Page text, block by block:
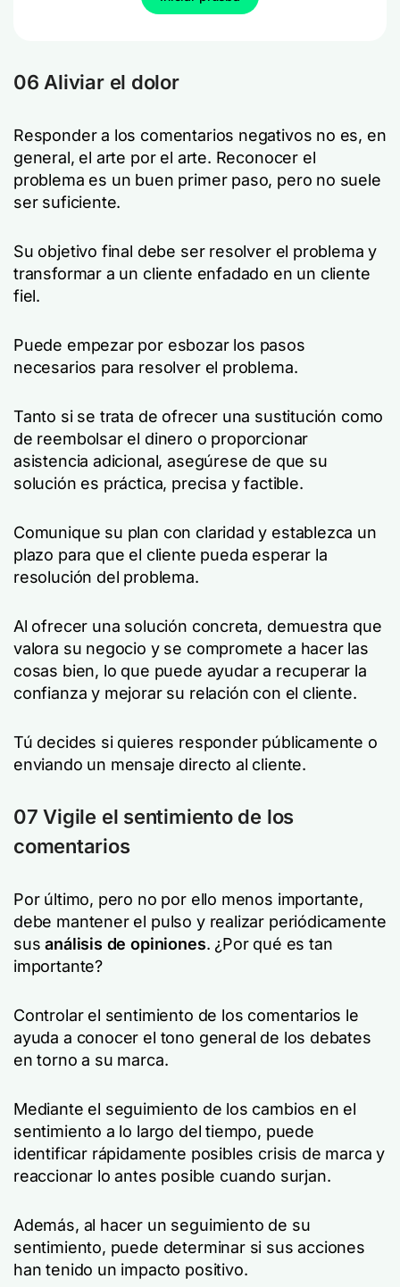
06 Aliviar el dolor
Responder a los comentarios negativos no es, en
general, el arte por el arte. Reconocer el
problema es un buen primer paso, pero no suele
ser suficiente.
Su objetivo final debe ser resolver el problema y
transformar a un cliente enfadado en un cliente
fiel.
Puede empezar por esbozar los pasos
necesarios para resolver el problema.
Tanto si se trata de ofrecer una sustitución como
de reembolsar el dinero o proporcionar
asistencia adicional, asegúrese de que su
solución es práctica, precisa y factible.
Comunique su plan con claridad y establezca un
plazo para que el cliente pueda esperar la
resolución del problema.
Al ofrecer una solución concreta, demuestra que
valora su negocio y se compromete a hacer las
cosas bien, lo que puede ayudar a recuperar la
confianza y mejorar su relación con el cliente.
Tú decides si quieres responder públicamente o
enviando un mensaje directo al cliente.
07 Vigile el sentimiento de los
comentarios
Por último, pero no por ello menos importante,
debe mantener el pulso y realizar periódicamente
susanálisis de opiniones. ¿Por qué es tan
importante?
Controlar el sentimiento de los comentarios le
ayuda a conocer el tono general de los debates
en torno a su marca.
Mediante el seguimiento de los cambios en el
sentimiento a lo largo del tiempo, puede
identificar rápidamente posibles crisis de marca y
reaccionar lo antes posible cuando surjan.
Además, al hacer un seguimiento de su
sentimiento, puede determinar si sus acciones
han tenido un impacto positivo.